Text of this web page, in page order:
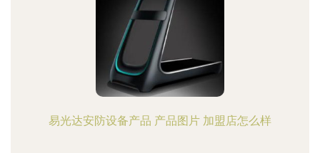
易光达安防设备产品 产品图片 加盟店怎么样